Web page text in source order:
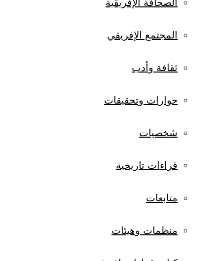
الصحافة الإفريقية
المجتمع الإفريقي
ثقافة وأدب
حوارات وتحقيقات
شخصيات
قراءات تاريخية
متابعات
منظمات وهيئات